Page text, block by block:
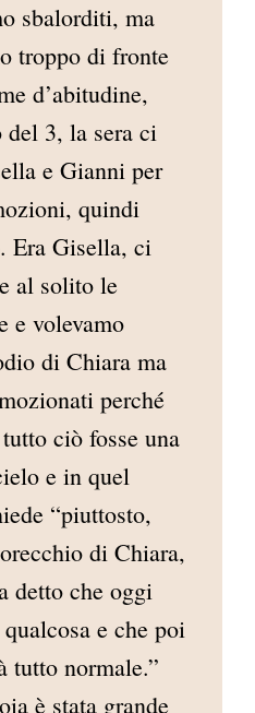
sbalorditi, ma
troppo di fronte
d’abitudine,
3, la sera ci
e Gianni per
quindi
Era Gisella, ci
al solito le
e volevamo
di Chiara ma
perché
ciò fosse una
e in quel
“piuttosto,
di Chiara,
detto che oggi
e che poi
tutto normale.”
è stata grande